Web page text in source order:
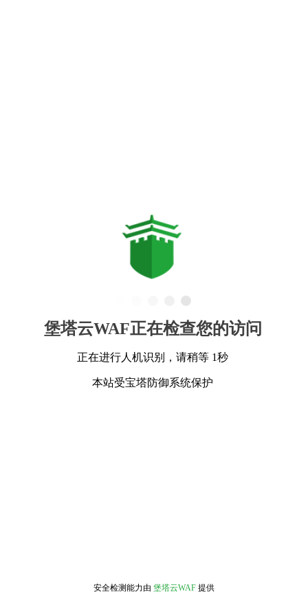
堡塔云WAF正在检查您的访问
正在进行人机识别，请稍等 1秒
本站受宝塔防御系统保护
安全检测能力由 堡塔云WAF 提供